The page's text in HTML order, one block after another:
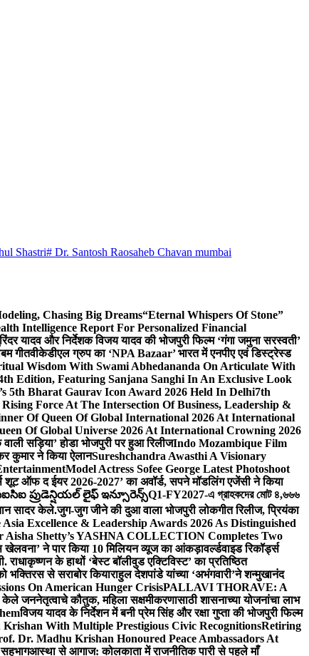
Shastri# Dr. Santosh Raosaheb Chavan mumbai
Chasing Big Dreams“Eternal Whispers Of Stone”
Intelligence Report For Personalized Financial
यादव और निर्देशक विजय यादव की भोजपुरी फिल्म ‘गंगा जमुना सरस्वती’
गीतवीकेडीएल ग्रुप का ‘NPA Bazaar’ भारत में एनपीए एवं डिस्ट्रेस्ड
Wisdom With Swami Abhedananda On Articulate With
Edition, Featuring Sanjana Sanghi In An Exclusive Look
5th Bharat Gaurav Icon Award 2026 Held In Delhi7th
Force At The Intersection Of Business, Leadership &
Of Queen Of Global International 2026 At International
Of Global Universe 2026 At International Crowning 2026
सड़िया’ होडा भोजपुरी पर हुआ रिलीजIndo Mozambique Film
कुमार ने किया ऐलानSureshchandra Awasthi A Visionary
Model Actress Sofee George Latest Photoshoot
शूट ऑफ द ईयर 2026-2027’ का अवॉर्ड, सपने मॉडलिंग एजेंसी ने किया
ప్రుడెన్షియల్ లైఫ్ ఇన్సూరెన్స్Q1-FY2027-এ গ্রাহকদের মোট ৪,৬৬৬
सादर केले.जुग-जुग जीने की दुआ वाला भोजपुरी लोकगीत रिलीज, प्रियंका
Excellence & Leadership Awards 2026 As Distinguished
Aisha Shetty’s YASHNA COLLECTION Completes Two
खेलवना’ ने पार किया 10 मिलियन व्यूज का आंकड़ावर्ल्डवाइड रिकॉर्ड्स
के हाथों ‘बेस्ट बॉलीवुड एक्टिविस्ट’ का प्रतिष्ठित
भक्तिरस से सराबोर कियाराहुल देशपांडे यांच्या ‘अभंगवारी’ने शन्मुखानंद
On American Hunger CrisisPALLAVI THORAVE: A
जननेतृत्वाचे कौतुक, महिला सक्षमीकरणासाठी शासनाच्या योजनांचा लाभ
विजय यादव के निर्देशन में बनी प्रेम सिंह और रक्षा गुप्ता की भोजपुरी फिल्म
With Multiple Prestigious Civic RecognitionsRetiring
Dr. Madhu Krishan Honoured Peace Ambassadors At
सहभागआस्था से आगाज: कोलकाता में राजनीतिक पारी से पहले माँ